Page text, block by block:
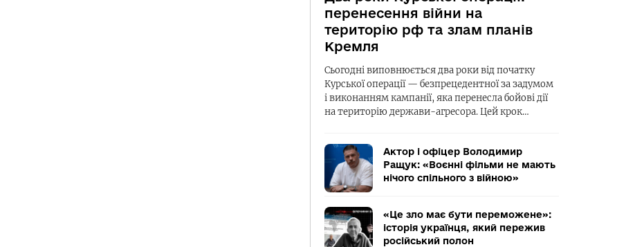
перенесення війни на
територію рф та злам планів
Кремля
Сьогодні виповнюється два роки від початку
Курської операції — безпрецедентної за задумом
і виконанням кампанії, яка перенесла бойові дії
на територію держави-агресора. Цей крок…
Актор і офіцер Володимир
Ращук: «Воєнні фільми не мають
нічого спільного з війною»
«Це зло має бути переможене»:
історія українця, який пережив
російський полон